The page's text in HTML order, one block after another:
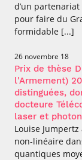
d’un
pour faire du
formidable [...]
26 novembre 18
Prix de thèse
l'Armement)
distinguées,
docteure
laser et
Louise
non-linéaire
quantiques